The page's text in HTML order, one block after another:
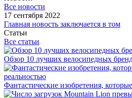
Все новости
17 сентября 2022
Главная новость заключается в том
Статьи
Все статьи
Обзор 10 лучших велосипедных
Фантастические изобретения,